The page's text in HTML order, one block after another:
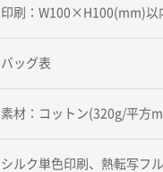
印刷：W100×H100(mm)以
バッグ表
素材：コットン(320g/平方
シルク単色印刷、熱転写フ